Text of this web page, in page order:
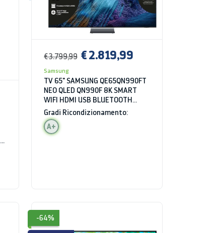
€ 3.799,99 € 2.819,99
Samsung
TV 65" SAMSUNG QE65QN990FT
NEO QLED QN990F 8K SMART
WIFI HDMI USB BLUETOOTH
GRAPHITE BLACK
Gradi Ricondizionamento:
A+
-64%